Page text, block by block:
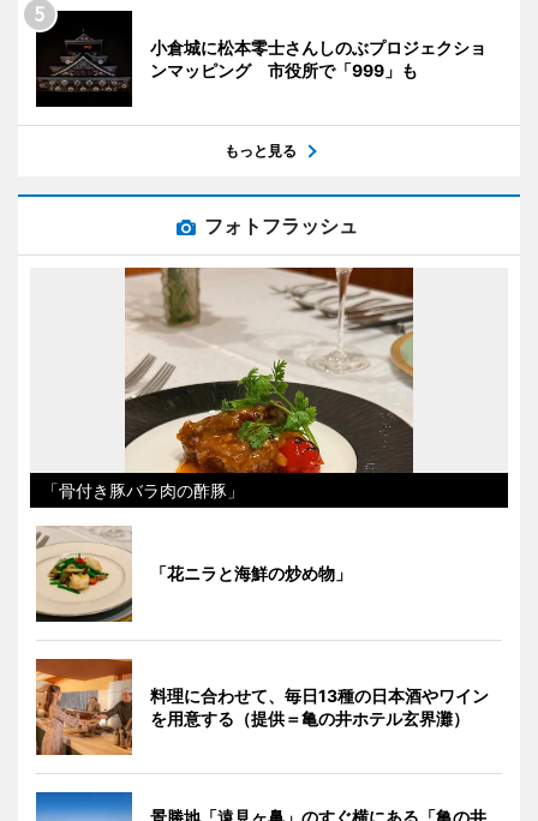
小倉城に松本零士さんしのぶプロジェクショ
ンマッピング 市役所で「999」も
もっと見る
フォトフラッシュ
「骨付き豚バラ肉の酢豚」
「花ニラと海鮮の炒め物」
料理に合わせて、毎日13種の日本酒やワイン
を用意する（提供＝亀の井ホテル玄界灘）